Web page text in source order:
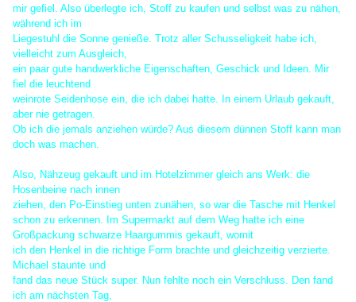
mir gefiel. Also überlegte ich, Stoff zu kaufen und selbst was zu nähen,
während ich im
Liegestuhl die Sonne genieße. Trotz aller Schusseligkeit habe ich,
vielleicht zum Ausgleich,
ein paar gute handwerkliche Eigenschaften, Geschick und Ideen. Mir
fiel die leuchtend
weinrote Seidenhose ein, die ich dabei hatte. In einem Urlaub gekauft,
aber nie getragen.
Ob ich die jemals anziehen würde? Aus diesem dünnen Stoff kann man
doch was machen.
Also, Nähzeug gekauft und im Hotelzimmer gleich ans Werk: die
Hosenbeine nach innen
ziehen, den Po-Einstieg unten zunähen, so war die Tasche mit Henkel
schon zu erkennen. Im Supermarkt auf dem Weg hatte ich eine
Großpackung schwarze Haargummis gekauft, womit
ich den Henkel in die richtige Form brachte und gleichzeitig verzierte.
Michael staunte und
fand das neue Stück super. Nun fehlte noch ein Verschluss. Den fand
ich am nächsten Tag,